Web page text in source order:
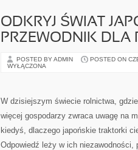
ODKRYJ ŚWIAT
PRZEWODNIK DLA
POSTED BY ADMIN POSTED ON
WYŁĄCZONA
W dzisiejszym świecie rolnictwa,
więcej gospodarzy zwraca uwagę na
kiedyś, dlaczego japońskie traktorki
Odpowiedź leży w ich